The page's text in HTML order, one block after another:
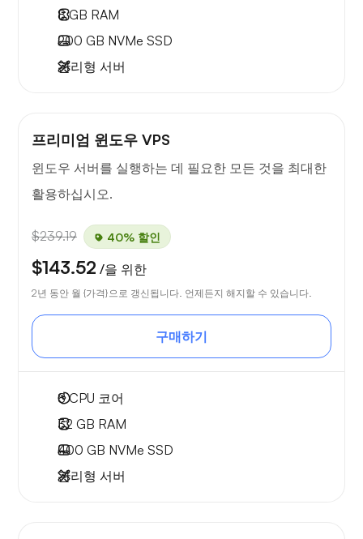
8 GB RAM
200 GB NVMe SSD
관리형 서버
프리미엄 윈도우 VPS
윈도우 서버를 실행하는 데 필요한 모든 것을 최대한
활용하십시오.
$239.19 40% 할인
$143.52 /을 위한
2년 동안 월 {가격}으로 갱신됩니다. 언제든지 해지할 수 있습니다.
구매하기
8CPU 코어
32 GB RAM
400 GB NVMe SSD
관리형 서버